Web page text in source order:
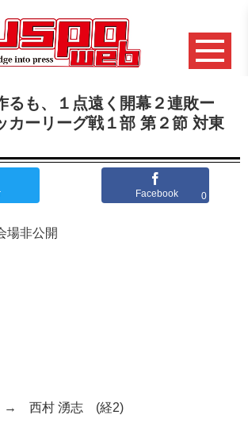
るも、１点遠く開幕２連敗ー
カーリーグ戦１部 第２節 対東
Facebook 0
非公開
→ 西村 湧志 (経2)